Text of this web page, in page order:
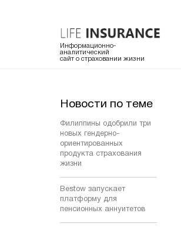
Информационно-
аналитический
сайт о страховании жизни
Новости по теме
Филиппины одобрили три
новых гендерно-
ориентированных
продукта страхования
жизни
Bestow запускает
платформу для
пенсионных аннуитетов